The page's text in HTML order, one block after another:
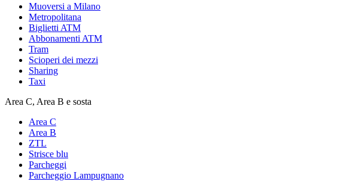
Muoversi a Milano
Metropolitana
Biglietti ATM
Abbonamenti ATM
Tram
Scioperi dei mezzi
Sharing
Taxi
Area C, Area B e sosta
Area C
Area B
ZTL
Strisce blu
Parcheggi
Parcheggio Lampugnano